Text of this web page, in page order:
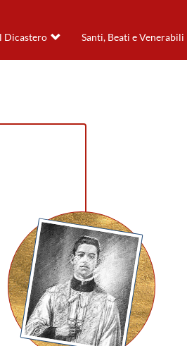
Dicastero Santi, Beati e Venerabili